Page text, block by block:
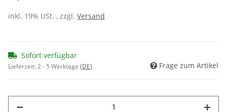
inkl. 19% USt. , zzgl. Versand
Sofort verfügbar
Lieferzeit:2 - 5 Werktage (DE) Frage zum Artikel